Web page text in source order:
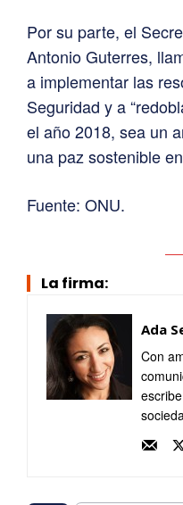
Por su parte, el
Antonio Guterres,
a implementar las
Seguridad y a
el año 2018, sea un
una paz sostenible
Fuente: ONU.
La firma:
Ada
Con